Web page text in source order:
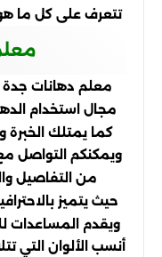
تتعرف على كل ما
معلم دهانات جدة
مجال استخدام
كما يمتلك الخبرة
ويمكنكم التواصل
من التفاصيل
حيث يتميز
ويقدم المساعدات
أنسب الألوان التي